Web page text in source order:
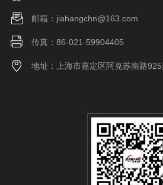
邮箱：jiahangchn@163.com
传真：86-021-59904405
地址：上海市嘉定区阿克苏南路